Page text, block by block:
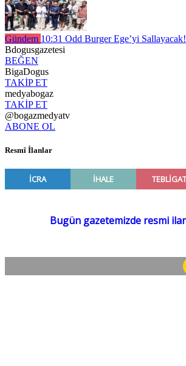
Gündem 10:31 Odd Burger Ege’yi Sallayacak!
Bdogusgazetesi
BEĞEN
BigaDogus
TAKİP ET
medyabogaz
TAKİP ET
@bogazmedyatv
ABONE OL
Resmî İlanlar